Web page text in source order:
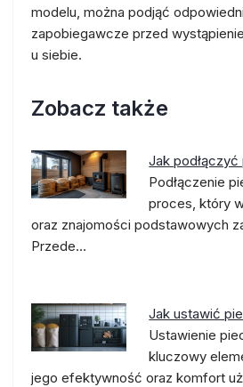
modelu, można podjąć
zapobiegawcze przed
u siebie.
Zobacz także
Jak
Podłączenie
proces, który
oraz znajomości podstawowych
Przede…
Jak ustawić
Ustawienie
kluczowy
jego efektywność oraz komfort